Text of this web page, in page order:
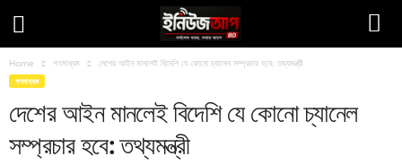
Home গণমাধ্যম দেশের আইন মানলেই বিদেশি যে কোনো চ্যানেল সম্প্রচার হবে: তথ্যমন্ত্রী
গণমাধ্যম
দেশের আইন মানলেই বিদেশি যে কোনো চ্যানেল
সম্প্রচার হবে: তথ্যমন্ত্রী